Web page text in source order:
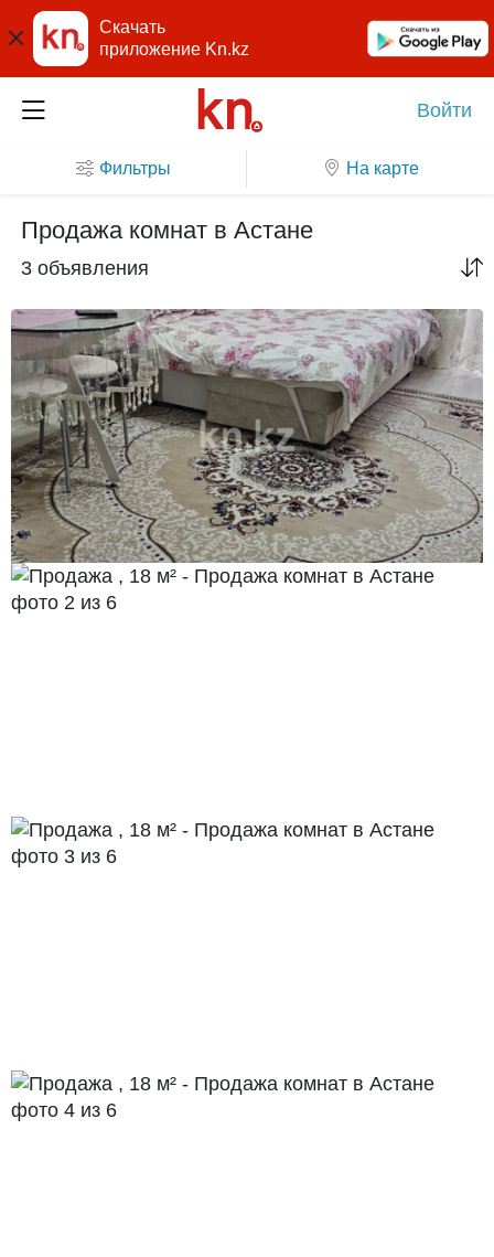
Скачать
приложение Kn.kz
Войти
Фильтры На карте
Продажа комнат в Астане
3 объявления